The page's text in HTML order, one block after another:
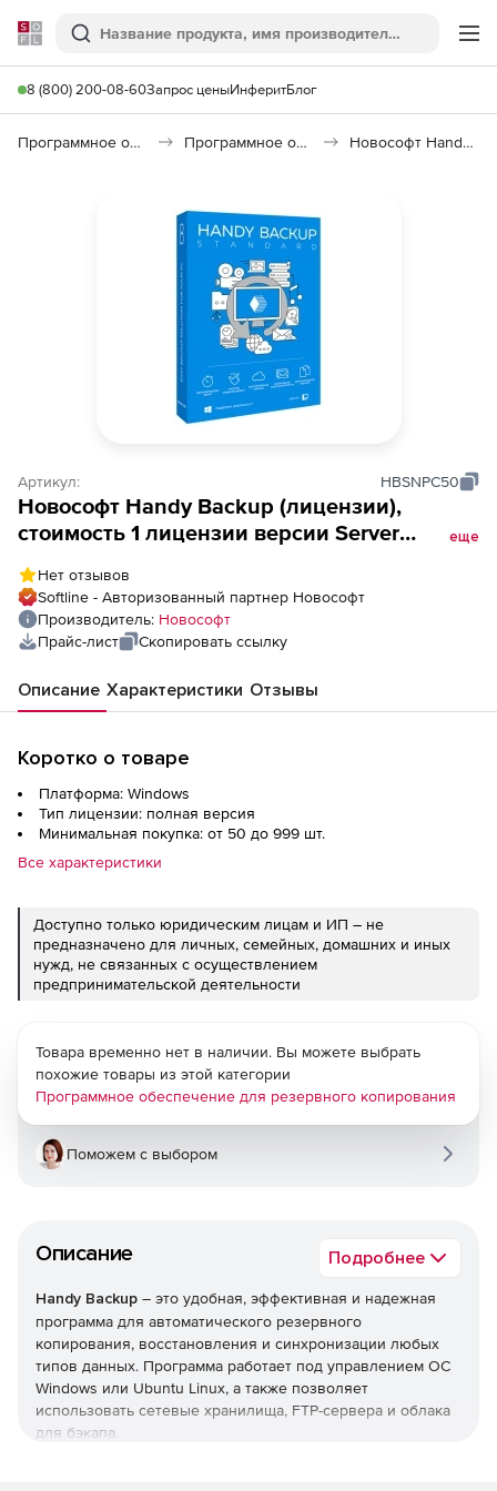
Softline
Поиск
8 (800) 200-08-60Запрос ценыИнферитБлог
Программное обеспечение для работы с файлами и дисками Программное обеспечение для резервного копирования Новософт Handy Backup
Артикул: HBSNPC50
Новософт Handy Backup (лицензии),
стоимость 1 лицензии версии Server
агент для сервера Сетевой агент для ПК
еще
Нет отзывов
Softline - Авторизованный партнер Новософт
Производитель: Новософт
Прайс-лист
Скопировать ссылку
Описание Характеристики Отзывы
Коротко о товаре
Платформа: Windows
Тип лицензии: полная версия
Минимальная покупка: от 50 до 999 шт.
Все характеристики
Доступно только юридическим лицам и ИП – не
предназначено для личных, семейных, домашних и иных
нужд, не связанных с осуществлением
предпринимательской деятельности
Описание Подробнее
Handy Backup – это удобная, эффективная и надежная
программа для автоматического резервного
копирования, восстановления и синхронизации любых
типов данных. Программа работает под управлением ОС
Windows или Ubuntu Linux, а также позволяет
использовать сетевые хранилища, FTP-сервера и облака
для бэкапа.
Товара временно нет в наличии. Вы можете выбрать
похожие товары из этой категории
Программное обеспечение для резервного копирования
Поможем с выбором